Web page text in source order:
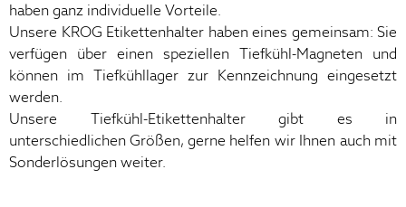
haben ganz individuelle Vorteile.
Unsere KROG Etikettenhalter haben eines gemeinsam: Sie
verfügen über einen speziellen Tiefkühl-Magneten und
können im Tiefkühllager zur Kennzeichnung eingesetzt
werden.
Unsere Tiefkühl-Etikettenhalter gibt es in
unterschiedlichen Größen, gerne helfen wir Ihnen auch mit
Sonderlösungen weiter.